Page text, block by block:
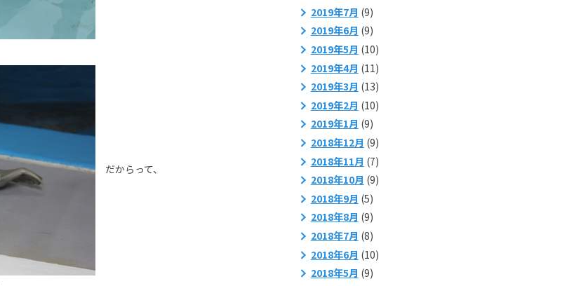
だからって、
2019年7月 (9)
2019年6月 (9)
2019年5月 (10)
2019年4月 (11)
2019年3月 (13)
2019年2月 (10)
2019年1月 (9)
2018年12月 (9)
2018年11月 (7)
2018年10月 (9)
2018年9月 (5)
2018年8月 (9)
2018年7月 (8)
2018年6月 (10)
2018年5月 (9)